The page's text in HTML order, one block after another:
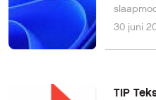
30 juni
TIP